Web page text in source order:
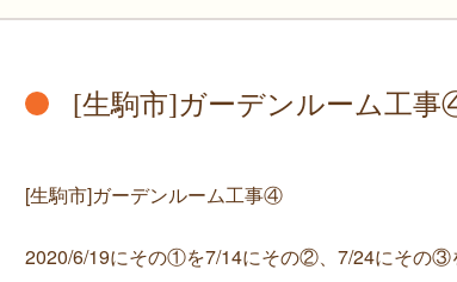
[生駒市]ガーデンルーム工
[生駒市]ガーデンルーム工事④
2020/6/19にその①を7/14にその②、7/24にその③